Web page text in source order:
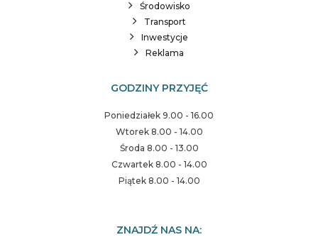
Środowisko
Transport
Inwestycje
Reklama
GODZINY PRZYJĘĆ
Poniedziałek 9.00 - 16.00
Wtorek 8.00 - 14.00
Środa 8.00 - 13.00
Czwartek 8.00 - 14.00
Piątek 8.00 - 14.00
ZNAJDŹ NAS NA: